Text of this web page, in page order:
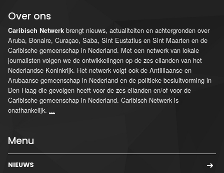
Over ons
Caribisch Netwerk brengt nieuws, actualiteiten en achtergronden over
Aruba, Bonaire, Curaçao, Saba, Sint Eustatius en Sint Maarten en de
Caribische gemeenschap in Nederland. Met een netwerk van lokale
journalisten volgen we de ontwikkelingen op de zes eilanden van het
Nederlandse Koninkrijk. Het netwerk volgt ook de Antilliaanse en
Arubaanse gemeenschap in Nederland en de politieke besluitvorming in
Den Haag die gevolgen heeft voor de zes eilanden en/of voor de
Caribische gemeenschap in Nederland. Caribisch Netwerk is
onafhankelijk. ...
Menu
NIEUWS